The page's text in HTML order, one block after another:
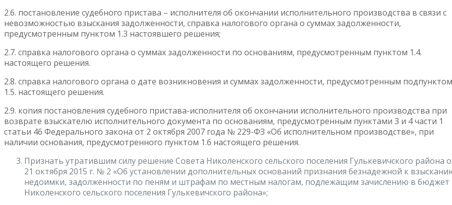
2.6. постановление судебного пристава – исполнителя об окончании исполнительного производства в связи с
невозможностью взыскания задолженности, справка налогового органа о суммах задолженности,
предусмотренным пунктом 1.3 настоявшего решения;
2.7. справка налогового органа о суммах задолженности по основаниям, предусмотренным пунктом 1.4.
настоящего решения.
2.8. справка налогового органа о дате возникновения и суммах задолженности, предусмотренным подпунктом
1.5. настоящего решения.
2.9. копия постановления судебного пристава-исполнителя об окончании исполнительного производства при
возврате взыскателю исполнительного документа по основаниям, предусмотренным пунктами 3 и 4 части 1
статьи 46 Федерального закона от 2 октября 2007 года № 229-ФЗ «Об исполнительном производстве», при
наличии основания, предусмотренного пунктом 1.6 настоящего решения.
Признать утратившим силу решение Совета Николенского сельского поселения Гулькевичского района
21 октября 2015 г. № 2 «Об установлении дополнительных оснований признания безнадежной к
недоимки, задолженности по пеням и штрафам по местным налогам, подлежащим зачислению в бюджет
Николенского сельского поселения Гулькевичского района»;